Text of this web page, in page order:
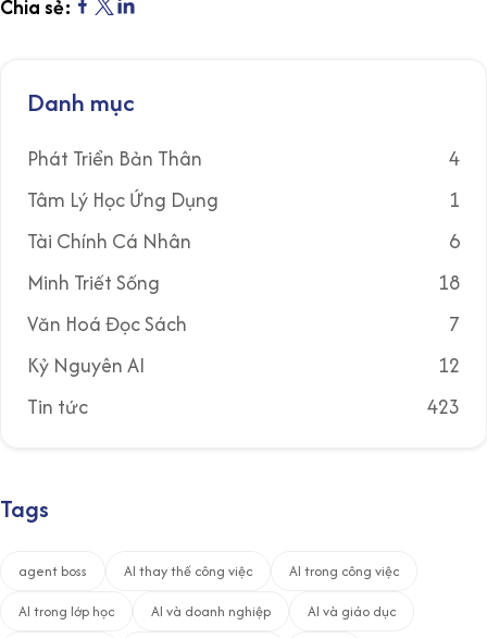
Chia sẻ:
Danh mục
Phát Triển Bản Thân
4
Tâm Lý Học Ứng Dụng
1
Tài Chính Cá Nhân
6
Minh Triết Sống
18
Văn Hoá Đọc Sách
7
Kỷ Nguyên AI
12
Tin tức
423
Tags
agent boss AI thay thế công việc
AI trong công việc
AI trong lớp học
AI và doanh nghiệp
AI và giáo dục